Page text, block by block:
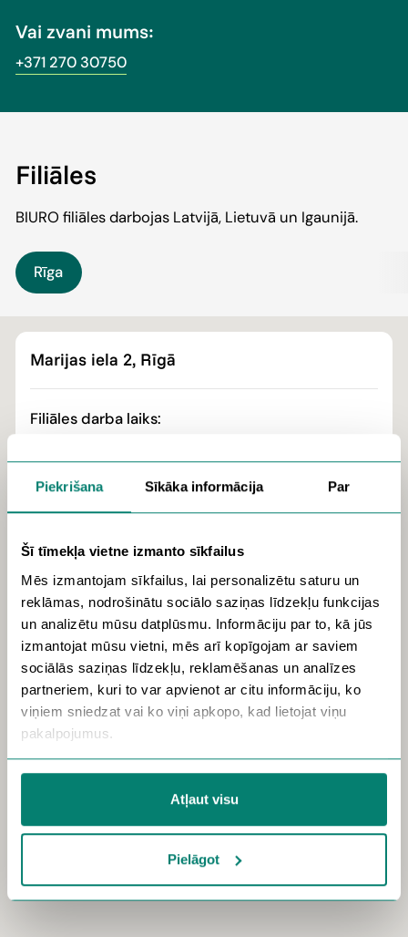
Piekrišana Sīkāka informācija Par
Šī tīmekļa vietne izmanto sīkfailus
Mēs izmantojam sīkfailus, lai personalizētu saturu un
reklāmas, nodrošinātu sociālo saziņas līdzekļu funkcijas
un analizētu mūsu datplūsmu. Informāciju par to, kā jūs
izmantojat mūsu vietni, mēs arī kopīgojam ar saviem
sociālās saziņas līdzekļu, reklamēšanas un analīzes
partneriem, kuri to var apvienot ar citu informāciju, ko
viņiem sniedzat vai ko viņi apkopo, kad lietojat viņu
pakalpojumus.
Lai uzzinātu vairāk par personas datiem, to apstrādi un
Jūsu tiesībām, aicinām iepazīties ar mūsu
Aizsardzības Politiku
Atļaut visu
Pielāgot
Vai zvani mums:
+371 270 30750
Filiāles
BIURO filiāles darbojas Latvijā, Lietuvā un Igaunijā.
Rīga
Marijas iela 2, Rīgā
Filiāles darba laiks:
(pusdienas pārtraukums 12:00-13:00)
Kontakti:
+371 27030750
Saņemt norādes